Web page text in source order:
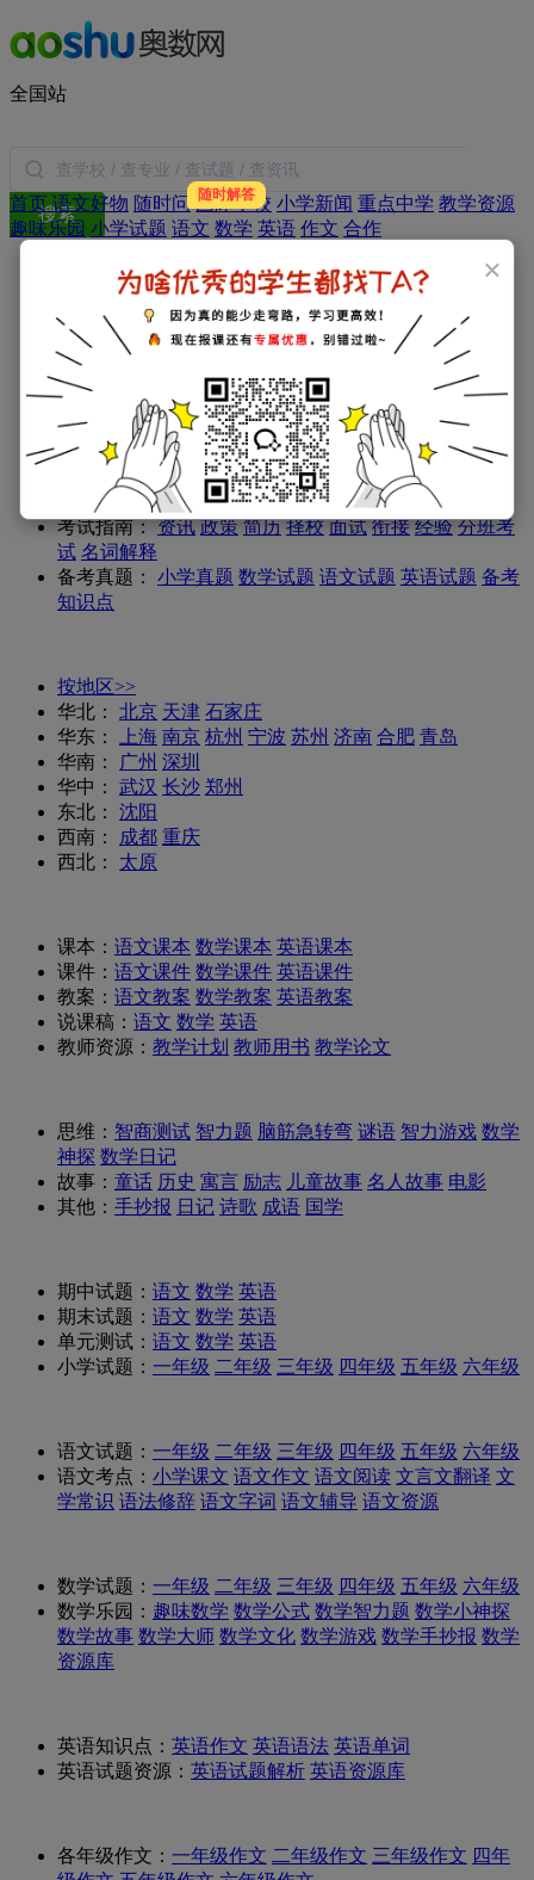
×
全国站
搜索
首页语文好物 随时问 随时解答
国际学校 小学新闻 重点中学 教学资源
趣味乐园 小学试题 语文 数学 英语 作文 合作
一年级 二年级 三年级 四年级 五年级 六年级
小学数学 小学语文 小学英语 小学作文
专题： 家庭教育 教育新闻 学习方法 暑假生活 父母必读
一年级试题 二年级试题 三年级试题
五年级试题 六年级试题
初中： 初一试题 初二试题 初三试题
高中： 高一试题 高二试题 高三试题
考试指南： 资讯 政策 简历 择校 面试 衔接 经验 分班考
试 名词解释
备考真题：
小学真题 数学试题 语文试题 英语试题 备考
知识点
按地区>>
华北：
北京 天津 石家庄
华东：
上海 南京 杭州 宁波 苏州 济南 合肥 青岛
华南：
广州 深圳
华中：
武汉 长沙 郑州
东北：
沈阳
西南：
成都 重庆
西北：
太原
课本： 语文课本 数学课本 英语课本
课件： 语文课件 数学课件 英语课件
教案： 语文教案 数学教案 英语教案
说课稿： 语文 数学 英语
教师资源： 教学计划 教师用书 教学论文
思维： 智商测试 智力题 脑筋急转弯 谜语 智力游戏 数学
神探 数学日记
故事： 童话 历史 寓言 励志 儿童故事 名人故事 电影
其他： 手抄报 日记 诗歌 成语 国学
期中试题： 语文 数学 英语
期末试题： 语文 数学 英语
单元测试： 语文 数学 英语
小学试题： 一年级 二年级 三年级 四年级 五年级 六年级
语文试题： 一年级 二年级 三年级 四年级 五年级 六年级
语文考点： 小学课文 语文作文 语文阅读 文言文翻译 文
学常识 语法修辞 语文字词 语文辅导 语文资源
数学试题： 一年级 二年级 三年级 四年级 五年级 六年级
数学乐园： 趣味数学 数学公式 数学智力题 数学小神探
数学故事 数学大师 数学文化 数学游戏 数学手抄报 数学
资源库
英语知识点： 英语作文 英语语法 英语单词
英语试题资源： 英语试题解析 英语资源库
各年级作文： 一年级作文 二年级作文 三年级作文 四年